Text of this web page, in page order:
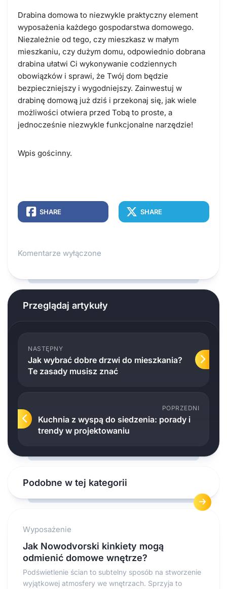
Drabina domowa to niezwykle praktyczny element
wyposażenia każdego gospodarstwa domowego.
Niezależnie od tego, czy mieszkasz w małym
mieszkaniu, czy dużym domu, odpowiednio dobrana
drabina ułatwi Ci wykonywanie codziennych
obowiązków i sprawi, że Twój dom będzie
bezpieczniejszy i wygodniejszy. Zainwestuj w
drabinę domową już dziś i przekonaj się, jak wiele
możliwości otwiera przed Tobą to proste, a
jednocześnie niezwykle funkcjonalne narzędzie!
Wpis gościnny.
SHARE SHARE
Komentarze wyłączone
Przeglądaj artykuły
NASTĘPNY
Jak wybrać dobre drzwi do mieszkania?
Te zasady musisz znać
POPRZEDNI
Kuchnia z wyspą do siedzenia: porady i
trendy w projektowaniu
Podobne w tej kategorii
Wyposażenie
Jak Nowodvorski kinkiety mogą
odmienić domowe wnętrze?
Podświetlenie ścian to subtelny sposób na stworzenie
wyjątkowej atmosfery we wnętrzach. Sprzyja to